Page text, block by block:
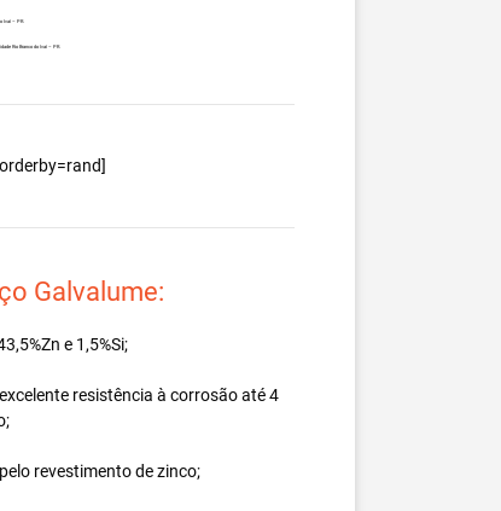
Ivaí – PR.
Rio Branco do Ivaí – PR.
Galvalume:
e 1,5%Si;
resistência à corrosão até 4
revestimento de zinco;